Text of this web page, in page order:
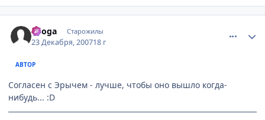
Ryoga Старожилы
23 Декабря, 200718 г
АВТОР
Согласен с Эрычем - лучше, чтобы оно вышло когда-
нибудь... :D